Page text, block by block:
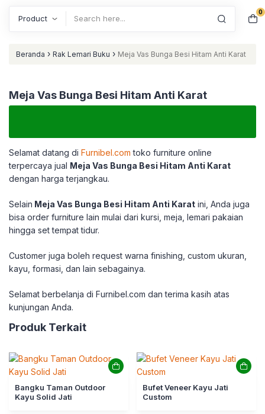
0
Beranda › Rak Lemari Buku › Meja Vas Bunga Besi Hitam Anti Karat
Meja Vas Bunga Besi Hitam Anti Karat
Selamat datang di Furnibel.com toko furniture online
terpercaya jual Meja Vas Bunga Besi Hitam Anti Karat
dengan harga terjangkau.
Selain Meja Vas Bunga Besi Hitam Anti Karat ini, Anda juga
bisa order furniture lain mulai dari kursi, meja, lemari pakaian
hingga set tempat tidur.
Customer juga boleh request warna finishing, custom ukuran,
kayu, formasi, dan lain sebagainya.
Selamat berbelanja di Furnibel.com dan terima kasih atas
kunjungan Anda.
Produk Terkait
Bangku Taman Outdoor
Kayu Solid Jati
Bufet Veneer Kayu Jati
Custom